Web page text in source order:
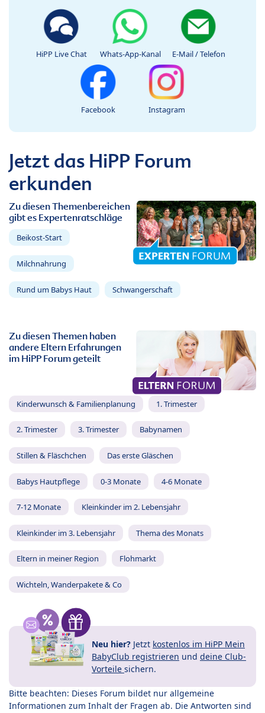
HiPP Live Chat Whats-App-Kanal E-Mail / Telefon
Facebook Instagram
Jetzt das HiPP Forum
erkunden
Zu diesen Themenbereichen
gibt es Expertenratschläge
Beikost-Start
Milchnahrung
Rund um Babys Haut Schwangerschaft
Zu diesen Themen haben
andere Eltern Erfahrungen
im HiPP Forum geteilt
Kinderwunsch & Familienplanung 1. Trimester
2. Trimester 3. Trimester Babynamen
Stillen & Fläschchen Das erste Gläschen
Babys Hautpflege 0-3 Monate 4-6 Monate
7-12 Monate Kleinkinder im 2. Lebensjahr
Kleinkinder im 3. Lebensjahr Thema des Monats
Eltern in meiner Region Flohmarkt
Wichteln, Wanderpakete & Co
Neu hier? Jetzt kostenlos im HiPP Mein
BabyClub registrieren und deine Club-
Vorteile sichern.
Bitte beachten: Dieses Forum bildet nur allgemeine
Informationen zum Inhalt der Fragen ab. Die Antworten sind